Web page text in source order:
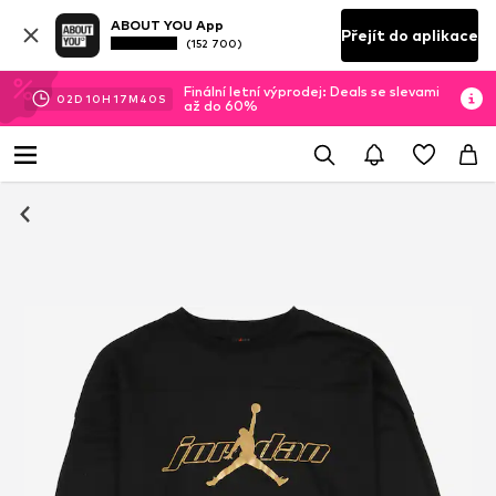
ABOUT YOU App
(152 700) Přejít do aplikace
02D 10H 17M 40 S
Finální letní výprodej: Deals se slevami
až do 60%